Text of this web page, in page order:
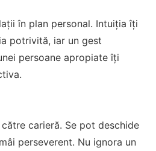
în plan personal. Intuiția îți
potrivită, iar un gest
persoane apropiate îți
carieră. Se pot deschide
perseverent. Nu ignora un